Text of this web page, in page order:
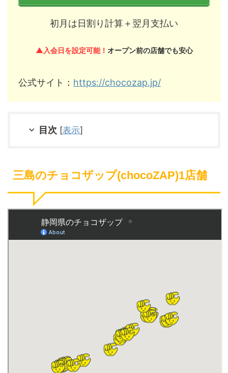
初月は日割り計算＋翌月支払い
▲入会日を設定可能！ オープン前の店舗でも安心
公式サイト： https://chocozap.jp/
目次 [表示]
三島のチョコザップ(chocoZAP)1店舗